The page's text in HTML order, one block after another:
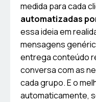
medida para cada
automatizadas
essa ideia em
mensagens
entrega conteúdo
conversa com as
cada grupo. E o
automaticamente,